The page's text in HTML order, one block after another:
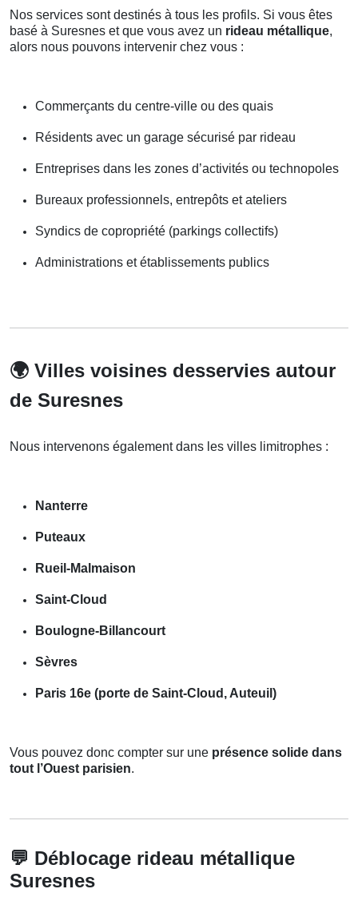
Nos services sont destinés à tous les profils. Si vous êtes
basé à Suresnes et que vous avez un rideau métallique,
alors nous pouvons intervenir chez vous :
Commerçants du centre-ville ou des quais
Résidents avec un garage sécurisé par rideau
Entreprises dans les zones d’activités ou technopoles
Bureaux professionnels, entrepôts et ateliers
Syndics de copropriété (parkings collectifs)
Administrations et établissements publics
🌍 Villes voisines desservies autour
de Suresnes
Nous intervenons également dans les villes limitrophes :
Nanterre
Puteaux
Rueil-Malmaison
Saint-Cloud
Boulogne-Billancourt
Sèvres
Paris 16e (porte de Saint-Cloud, Auteuil)
Vous pouvez donc compter sur une présence solide dans
tout l’Ouest parisien.
💬 Déblocage rideau métallique
Suresnes